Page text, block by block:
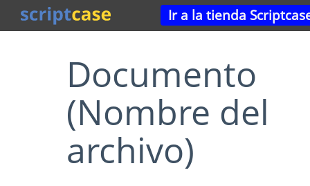
Ir a la tienda
Documento
(Nombre del
archivo)